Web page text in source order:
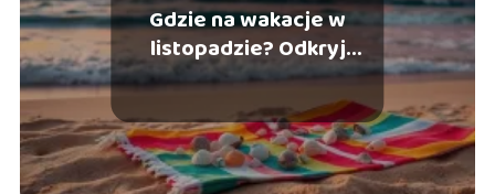
Gdzie na wakacje w
listopadzie? Odkryj
najlepsze kierunki!